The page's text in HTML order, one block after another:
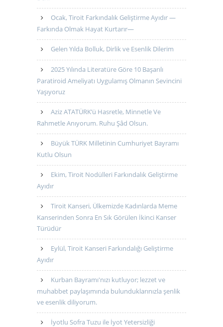
Ocak, Tiroit Farkındalık Geliştirme Ayıdır —
Farkında Olmak Hayat Kurtarır—
Gelen Yılda Bolluk, Dirlik ve Esenlik Dilerim
2025 Yılında Literatüre Göre 10 Başarılı
Paratiroid Ameliyatı Uygulamış Olmanın Sevincini
Yaşıyoruz
Aziz ATATÜRK’ü Hasretle, Minnetle Ve
Rahmetle Anıyorum. Ruhu Şâd Olsun.
Büyük TÜRK Milletinin Cumhuriyet Bayramı
Kutlu Olsun
Ekim, Tiroit Nodülleri Farkındalık Geliştirme
Ayıdır
Tiroit Kanseri, Ülkemizde Kadınlarda Meme
Kanserinden Sonra En Sık Görülen İkinci Kanser
Türüdür
Eylül, Tiroit Kanseri Farkındalığı Geliştirme
Ayıdır
Kurban Bayramı'nızı kutluyor; lezzet ve
muhabbet paylaşımında bulunduklarınızla şenlik
ve esenlik diliyorum.
İyotlu Sofra Tuzu ile İyot Yetersizliği